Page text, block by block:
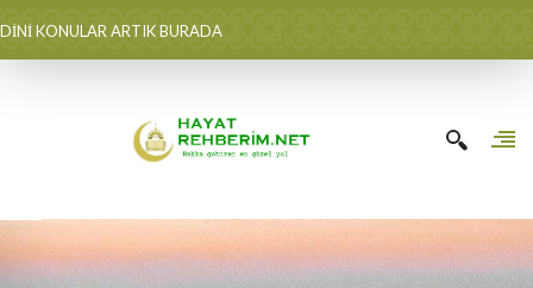
DİNİ KONULAR ARTIK BURADA